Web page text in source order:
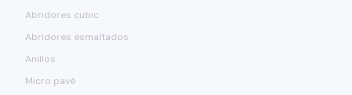
Abridores cubic
Abridores esmaltados
Anillos
Micro pavé